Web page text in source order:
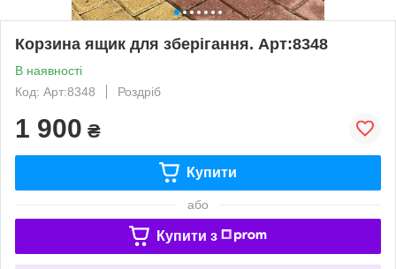
Корзина ящик для зберігання. Арт:8348
В наявності
Код: Арт:8348
Роздріб
1 900 ₴
Купити
або
Купити з